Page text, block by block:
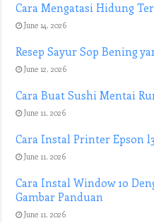
Cara Mengatasi Hidung
June 14, 2026
Resep Sayur Sop Bening
June 12, 2026
Cara Buat Sushi Mentai
June 11, 2026
Cara Instal Printer Epson
June 11, 2026
Cara Instal Window 10
Gambar Panduan
June 11, 2026